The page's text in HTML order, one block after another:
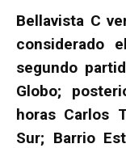
Bellavista C
considerado
segundo
Globo;
horas Carlos
Sur; Barrio